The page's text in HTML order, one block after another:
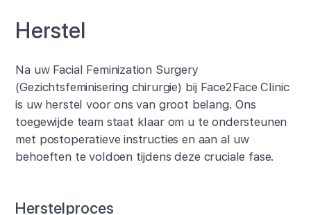
Herstel
Na uw Facial Feminization Surgery
(Gezichtsfeminisering chirurgie) bij Face2Face Clinic
is uw herstel voor ons van groot belang. Ons
toegewijde team staat klaar om u te ondersteunen
met postoperatieve instructies en aan al uw
behoeften te voldoen tijdens deze cruciale fase.
Herstelproces